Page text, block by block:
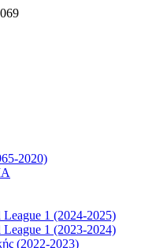
2020)
1 (2024-2025)
1 (2023-2024)
(2022-2023)